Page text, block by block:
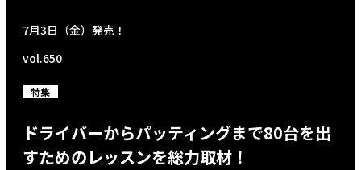
7月3日（金）発売！
vol.650
特集
ドライバーからパッティングまで80台を出
すためのレッスンを総力取材！